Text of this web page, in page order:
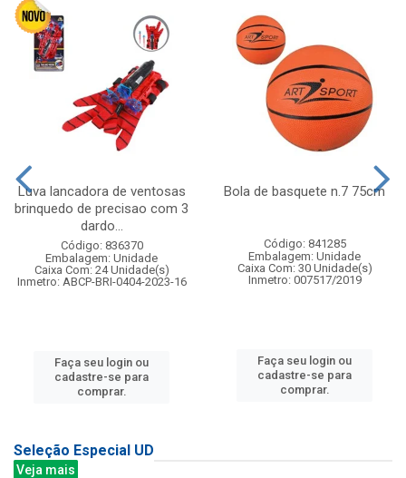
Luva lancadora de ventosas
brinquedo de precisao com 3
dardo...
Código: 836370
Embalagem: Unidade
Caixa Com: 24 Unidade(s)
Inmetro: ABCP-BRI-0404-2023-16
Faça seu login ou
cadastre-se para
comprar.
Bola de basquete n.7 75cm
Código: 841285
Embalagem: Unidade
Caixa Com: 30 Unidade(s)
Inmetro: 007517/2019
Faça seu login ou
cadastre-se para
comprar.
Seleção Especial UD
Veja mais